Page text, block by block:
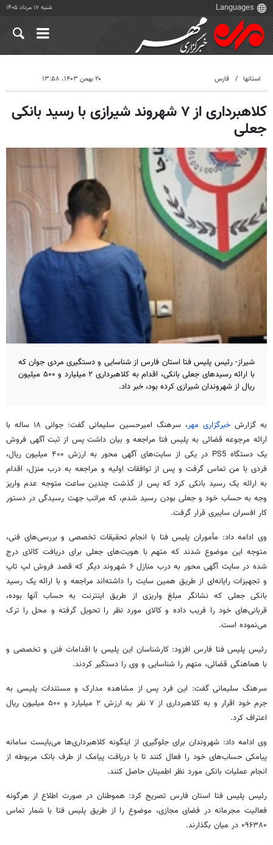
شنبه ۱۷ مرداد ۱۴۰۵
استانها فارس ۲۰ بهمن ۱۴۰۳، ۱۳:۵۸
کلاهبرداری از ۷ شهروند شیرازی با رسید بانکی
جعلی
شیراز- رئیس پلیس فتا استان فارس از شناسایی و دستگیری مردی جوان که
با ارائه رسیدهای جعلی بانکی، اقدام به کلاهبرداری ۲ میلیارد و ۵۰۰ میلیون
ریال از شهروندان شیرازی کرده بود، خبر داد.
به گزارشخبرگزاری مهر
، سرهنگ امیرحسین سلیمانی گفت: جوانی ۱۸ ساله با
ارائه مرجوعه قضائی به پلیس فتا مراجعه و بیان داشت پس از ثبت آگهی فروش
یک دستگاه PS5 در یکی از سایت‌های آگهی محور به ارزش ۴۰۰ میلیون ریال،
فردی با من تماس گرفت و پس از توافقات اولیه و مراجعه به درب منزل، اقدام
به ارائه یک رسید بانکی کرد که پس از گذشت چندین ساعت متوجه عدم واریز
وجه به حساب خود و جعلی بودن رسید شدم، که مراتب جهت رسیدگی در دستور
کار افسران سایبری قرار گرفت.
وی ادامه داد: مأموران پلیس فتا با انجام تحقیقات تخصصی و بررسی‌های فنی،
متوجه این موضوع شدند که متهم با هویت‌های جعلی برای دریافت کالای درج
شده در سایت آگهی محور به درب منازل ۶ شهروند دیگر که قصد فروش لپ تاپ
و تجهیزات رایانه‌ای از طریق همین سایت را داشته‌اند مراجعه و با ارائه یک رسید
بانکی جعلی که نشانگر مبلغ واریزی از طریق اینترنت به حساب آنها بوده،
قربانی‌های خود را فریب داده و کالای مورد نظر را تحویل گرفته و محل را ترک
می‌نموده است.
رئیس پلیس فتا فارس افزود: کارشناسان این پلیس با اقدامات فنی و تخصصی و
با هماهنگی قضائی، متهم را شناسایی و وی را دستگیر کردند.
سرهنگ سلیمانی گفت: این فرد پس از مشاهده مدارک و مستندات پلیسی به
جرم خود اقرار و به کلاهبرداری از ۷ نفر به ارزش ۲ میلیارد و ۵۰۰ میلیون ریال
اعتراف کرد.
وی ادامه داد: شهروندان برای جلوگیری از اینگونه کلاهبرداری‌ها می‌بایست سامانه
پیامکی حساب‌های خود را فعال کنند تا با دریافت پیامک از طرف بانک مربوطه از
انجام عملیات بانکی مورد نظر اطمینان حاصل کنند.
رئیس پلیس فتا استان فارس تصریح کرد: هموطنان در صورت اطلاع از هرگونه
فعالیت مجرمانه در فضای مجازی، موضوع را از طریق پلیس فتا با شمار تماس
۰۹۶۳۸۰ در میان بگذارند.